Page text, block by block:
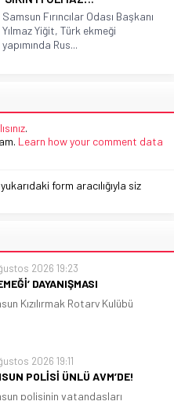
Samsun Fırıncılar Odası Başkanı
Yılmaz Yiğit, Türk ekmeği
yapımında Rus...
.
Learn how your comment data
form aracılığıyla siz
2026 19:23
DAYANIŞMASI
Kızılırmak Rotary Kulübü
2026 19:11
POLİSİ ÜNLÜ AVM’DE!
polisinin vatandaşları